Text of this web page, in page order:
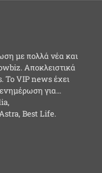
με πολλά νέα και
Αποκλειστικά
Το VIP news έχει
για…
Best Life.